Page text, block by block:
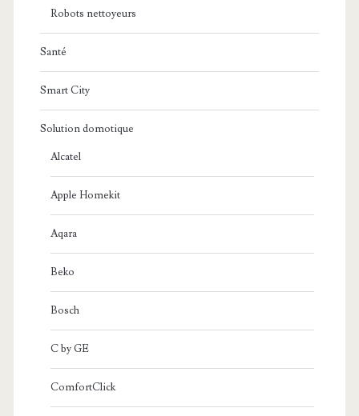
Robots nettoyeurs
Santé
Smart City
Solution domotique
Alcatel
Apple Homekit
Aqara
Beko
Bosch
C by GE
ComfortClick